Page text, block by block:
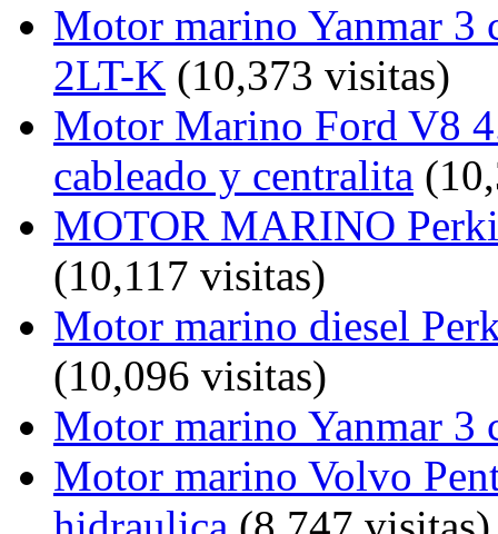
Motor marino Yanmar 3
2LT-K (10,373 visitas)
Motor Marino Ford V8
cableado y centralita
MOTOR MARINO
(10,117 visitas)
Motor marino diesel
(10,096 visitas)
Motor marino Yanmar 3
Motor marino Volvo